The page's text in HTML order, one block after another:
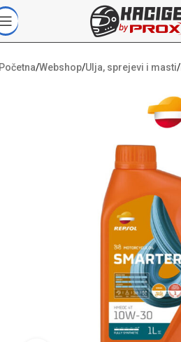
/Webshop/Ulja, sprejevi i masti/